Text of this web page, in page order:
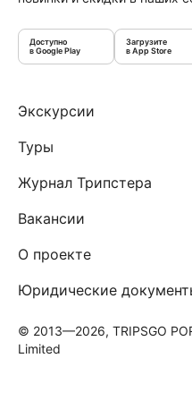
Доступно
в Google Play
Загрузите
в App Store
Экскурсии
Туры
Журнал Трипстера
Вакансии
О проекте
Юридические
© 2013—2026, TRIPSGO
Limited